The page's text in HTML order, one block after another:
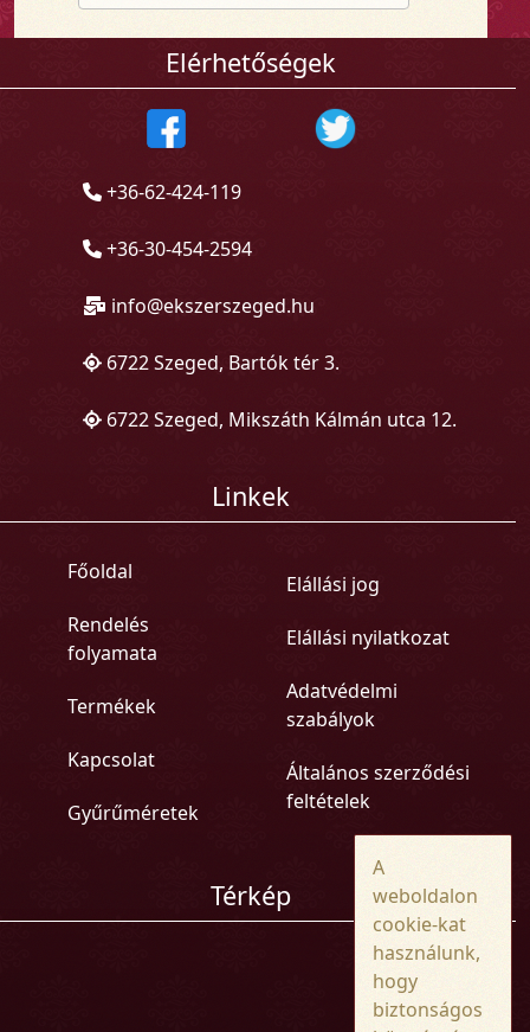
Elérhetőségek
+36-62-424-119
+36-30-454-2594
info@ekszerszeged.hu
6722 Szeged, Bartók tér 3.
6722 Szeged, Mikszáth Kálmán utca 12.
Linkek
Főoldal
Rendelés
folyamata
Termékek
Kapcsolat
Gyűrűméretek
Elállási jog
Elállási nyilatkozat
Adatvédelmi
szabályok
Általános szerződési
feltételek
Térkép
A
weboldalon
cookie-kat
használunk,
hogy
biztonságos